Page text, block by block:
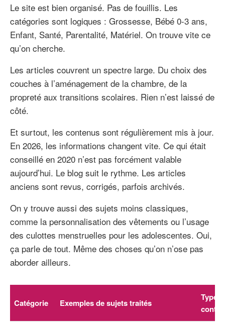
Le site est bien organisé. Pas de fouillis. Les
catégories sont logiques : Grossesse, Bébé 0-3 ans,
Enfant, Santé, Parentalité, Matériel. On trouve vite ce
qu’on cherche.
Les articles couvrent un spectre large. Du choix des
couches à l’aménagement de la chambre, de la
propreté aux transitions scolaires. Rien n’est laissé de
côté.
Et surtout, les contenus sont régulièrement mis à jour.
En 2026, les informations changent vite. Ce qui était
conseillé en 2020 n’est pas forcément valable
aujourd’hui. Le blog suit le rythme. Les articles
anciens sont revus, corrigés, parfois archivés.
On y trouve aussi des sujets moins classiques,
comme la personnalisation des vêtements ou l’usage
des culottes menstruelles pour les adolescentes. Oui,
ça parle de tout. Même des choses qu’on n’ose pas
aborder ailleurs.
Catégorie Exemples de sujets traités
Type